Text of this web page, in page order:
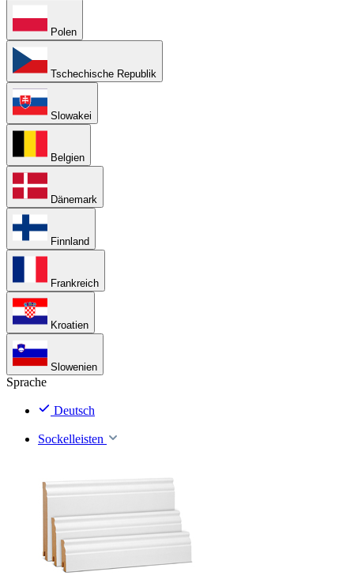
Polen
Tschechische Republik
Slowakei
Belgien
Dänemark
Finnland
Frankreich
Kroatien
Slowenien
Sprache
Deutsch
Sockelleisten